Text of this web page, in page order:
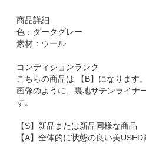
商品詳細
色：ダークグレー
素材：ウール
コンディションランク
こちらの商品は 【B】になります。
画像のように、裏地サテンライナ
す。
【S】新品または新品同様な商品
【A】全体的に状態の良い美USED